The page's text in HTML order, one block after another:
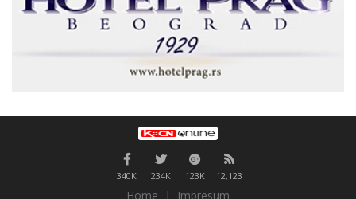
340K 234K 123K 12,123
Home |
Impresum